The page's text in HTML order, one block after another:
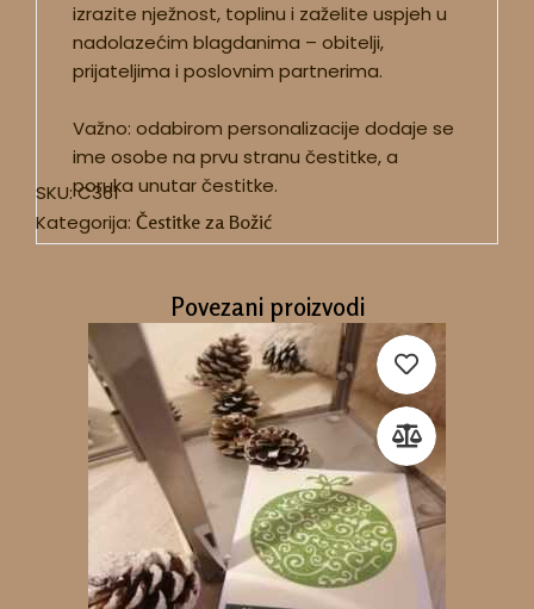
izrazite nježnost, toplinu i zaželite uspjeh u
nadolazećim blagdanima – obitelji,
prijateljima i poslovnim partnerima.
Važno: odabirom personalizacije dodaje se
ime osobe na prvu stranu čestitke, a
poruka unutar čestitke.
SKU:C361
Kategorija: Čestitke za Božić
Povezani proizvodi